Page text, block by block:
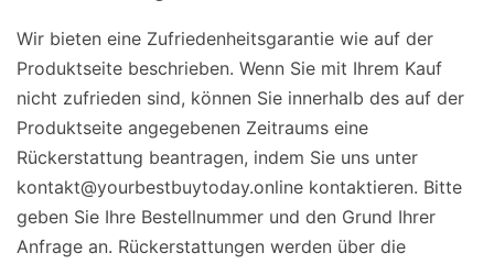
Wir bieten eine Zufriedenheitsgarantie wie auf der
Produktseite beschrieben. Wenn Sie mit Ihrem Kauf
nicht zufrieden sind, können Sie innerhalb des auf der
Produktseite angegebenen Zeitraums eine
Rückerstattung beantragen, indem Sie uns unter
kontakt@yourbestbuytoday.online kontaktieren. Bitte
geben Sie Ihre Bestellnummer und den Grund Ihrer
Anfrage an. Rückerstattungen werden über die